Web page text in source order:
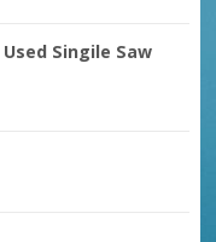
Singile Saw